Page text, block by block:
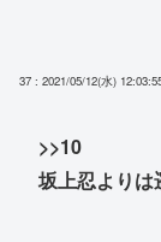
37 : 2021/05/12(水)
>>10
坂上忍よりは